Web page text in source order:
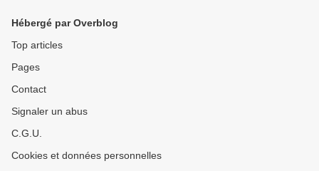
Hébergé par Overblog
Top articles
Pages
Contact
Signaler un abus
C.G.U.
Cookies et données personnelles